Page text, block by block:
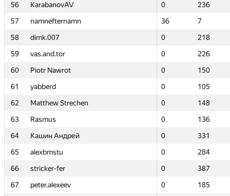
56
KarabanovAV 0
236
57
namnefternamn 36
7
58
dimk.007 0
218
59
vas.and.tor 0
226
60
Piotr Nawrot 0
150
61
yabberd 0
105
62
Matthew Strechen 0
148
63
Rasmus 0
136
64
Кашин Андрей 0
331
65
alexbmstu 0
284
66
stricker-fer 0
387
67
peter.alexeev 0
185
56
KarabanovAV 0
236
57
namnefternamn 36
7
58
dimk.007 0
218
59
vas.and.tor 0
226
60
Piotr Nawrot 0
150
61
yabberd 0
105
62
Matthew Strechen 0
148
63
Rasmus 0
136
64
Кашин Андрей 0
331
65
alexbmstu 0
284
66
stricker-fer 0
387
67
peter.alexeev 0
185